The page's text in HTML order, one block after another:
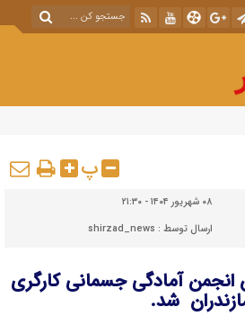
پ
۰۸ شهریور ۱۴۰۴ - ۲۱:۳۰
ارسال توسط : shirzad_news
آمادگی جسمانی کارگری
شد.